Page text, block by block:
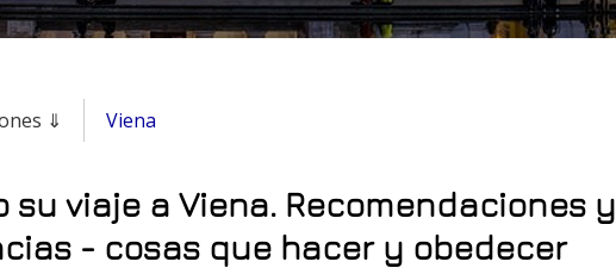
⇓ Viena
su viaje a Viena. Recomendaciones y
- cosas que hacer y obedecer